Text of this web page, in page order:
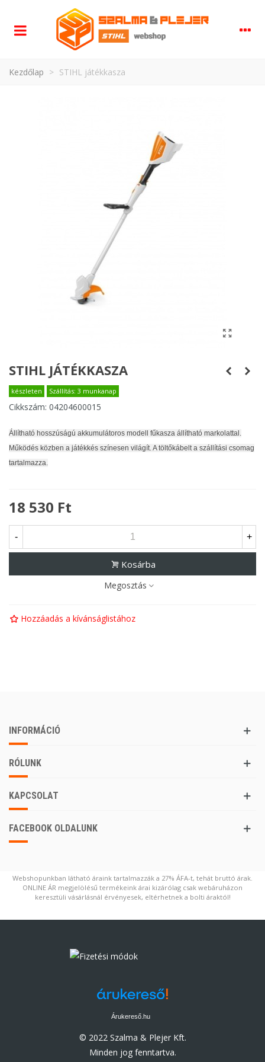
Kezdőlap > STIHL játékkasza
STIHL JÁTÉKKASZA
készleten Szállítás: 3 munkanap
Cikkszám: 04204600015
Állítható hosszúságú akkumulátoros modell fűkasza állítható markolattal.
Működés közben a játékkés színesen világít. A töltőkábelt a szállítási csomag
tartalmazza.
18 530 Ft
- +
Kosárba
Megosztás
Hozzáadás a kívánságlistához
INFORMÁCIÓ
RÓLUNK
KAPCSOLAT
FACEBOOK OLDALUNK
Webshopunkban látható áraink tartalmazzák a 27% ÁFA-t, tehát bruttó árak.
ONLINE ÁR megjelölésű termékeink árai kizárólag csak webáruházon
keresztüli vásárlásnál érvényesek, eltérhetnek a bolti áraktól!
Árukereső.hu
© 2022 Szalma & Plejer Kft.
Minden jog fenntartva.